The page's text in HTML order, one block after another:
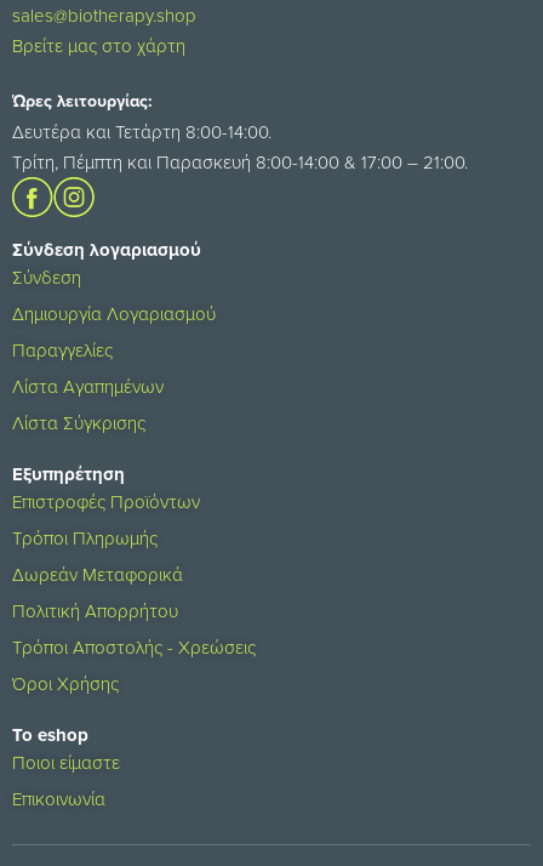
sales@biotherapy.shop
Βρείτε μας στο χάρτη
Ώρες λειτουργίας:
Δευτέρα και Τετάρτη 8:00-14:00.
Τρίτη, Πέμπτη και Παρασκευή 8:00-14:00 & 17:00 – 21:00.
Σύνδεση λογαριασμού
Σύνδεση
Δημιουργία Λογαριασμού
Παραγγελίες
Λίστα Αγαπημένων
Λίστα Σύγκρισης
Εξυπηρέτηση
Επιστροφές Προϊόντων
Τρόποι Πληρωμής
Δωρεάν Μεταφορικά
Πολιτική Απορρήτου
Τρόποι Αποστολής - Χρεώσεις
Όροι Χρήσης
Το eshop
Ποιοι είμαστε
Επικοινωνία